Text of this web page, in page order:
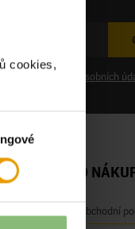
cookies,
se zpracováním osobních
O
Obchodní